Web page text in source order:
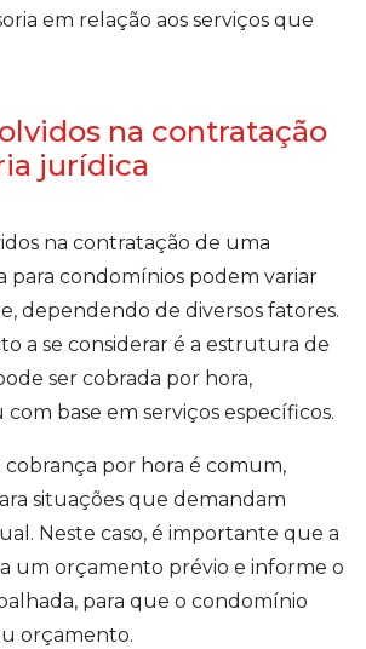
em relação aos serviços que
na contratação
jurídica
na contratação de uma
para condomínios podem variar
dependendo de diversos fatores.
a se considerar é a estrutura de
ser cobrada por hora,
base em serviços específicos.
por hora é comum,
situações que demandam
Neste caso, é importante que a
um orçamento prévio e informe o
para que o condomínio
orçamento.